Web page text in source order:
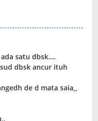
satu dbsk….
dbsk ancur ituh
de d mata saia,,